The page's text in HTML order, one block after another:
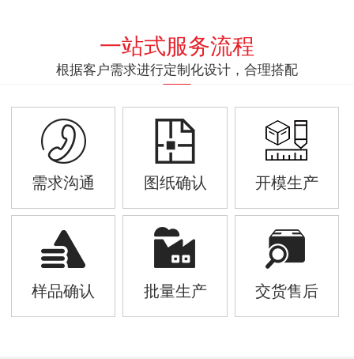
一站式服务流程
根据客户需求进行定制化设计，合理搭配
需求沟通 图纸确认 开模生产
样品确认 批量生产 交货售后